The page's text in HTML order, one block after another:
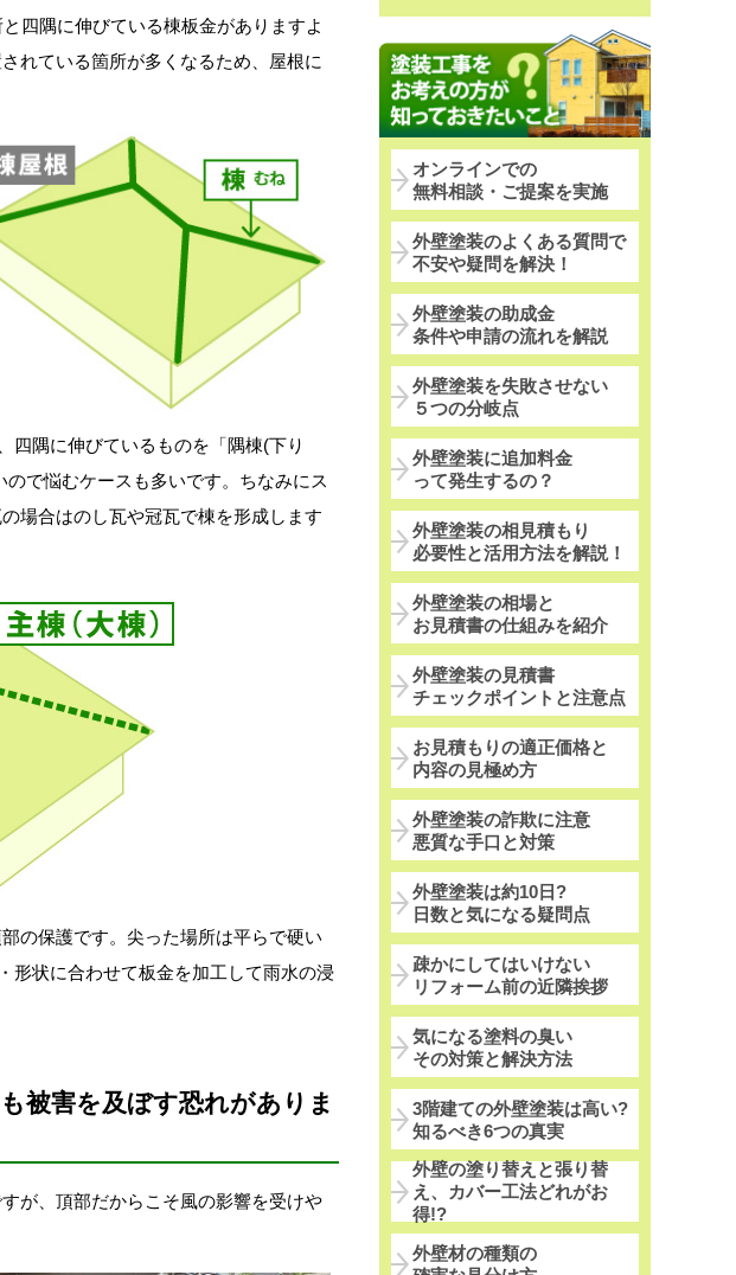
四隅に伸びている棟板金がありますよ
れている箇所が多くなるため、屋根に
隅に伸びているものを「隅棟(下り
で悩むケースも多いです。ちなみにス
場合はのし瓦や冠瓦で棟を形成します
の保護です。尖った場所は平らで硬い
形状に合わせて板金を加工して雨水の浸
被害を及ぼす恐れがありま
が、頂部だからこそ風の影響を受けや
オンラインでの
無料相談・ご提案を実施
外壁塗装のよくある質問で
不安や疑問を解決！
外壁塗装の助成金
条件や申請の流れを解説
外壁塗装を失敗させない
５つの分岐点
外壁塗装に追加料金
って発生するの？
外壁塗装の相見積もり
必要性と活用方法を解説！
外壁塗装の相場と
お見積書の仕組みを紹介
外壁塗装の見積書
チェックポイントと注意点
お見積もりの適正価格と
内容の見極め方
外壁塗装の詐欺に注意
悪質な手口と対策
外壁塗装は約10日?
日数と気になる疑問点
疎かにしてはいけない
リフォーム前の近隣挨拶
気になる塗料の臭い
その対策と解決方法
3階建ての外壁塗装は高い?
知るべき6つの真実
外壁の塗り替えと張り替
え、カバー工法どれがお
得!?
外壁材の種類の